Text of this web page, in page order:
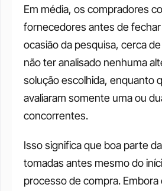
Em média, os compradores
fornecedores antes de
ocasião da pesquisa, cerca
não ter analisado nenhuma
solução escolhida, enquanto
avaliaram somente uma ou
concorrentes.
Isso significa que boa parte
tomadas antes mesmo do
processo de compra. Embora